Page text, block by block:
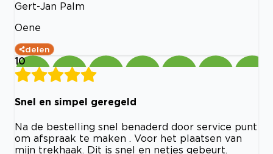
Gert-Jan Palm
Oene
delen
10
Snel en simpel geregeld
Na de bestelling snel benaderd door service punt
om afspraak te maken . Voor het plaatsen van
mijn trekhaak. Dit is snel en netjes gebeurt.